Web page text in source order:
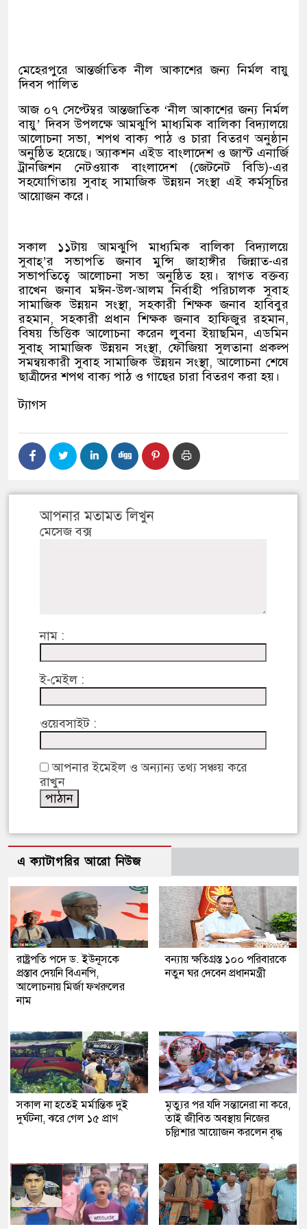
মেহেরপুরে আন্তর্জাতিক নীল আকাশের জন্য নির্মল বায়ু
দিবস পালিত
আজ ০৭ সেপ্টেম্বর আন্তজাতিক ‘নীল আকাশের জন্য নির্মল
বায়ু’ দিবস উপলক্ষে আমঝুপি মাধ্যমিক বালিকা বিদ্যালয়ে
আলোচনা সভা, শপথ বাক্য পাঠ ও চারা বিতরণ অনুষ্ঠান
অনুষ্ঠিত হয়েছে। অ্যাকশন এইড বাংলাদেশ ও জাস্ট এনার্জি
ট্রানজিশন নেটওয়াক বাংলাদেশ (জেটনেট বিডি)-এর
সহযোগিতায় সুবাহ্ সামাজিক উন্নয়ন সংস্থা এই কর্মসূচির
আয়োজন করে।
সকাল ১১টায় আমঝুপি মাধ্যমিক বালিকা বিদ্যালয়ে
সুবাহ্’র সভাপতি জনাব মুন্সি জাহাঙ্গীর জিন্নাত-এর
সভাপতিত্বে আলোচনা সভা অনুষ্ঠিত হয়। স্বাগত বক্তব্য
রাখেন জনাব মঈন-উল-আলম নির্বাহী পরিচালক সুবাহ
সামাজিক উন্নয়ন সংস্থা, সহকারী শিক্ষক জনাব হাবিবুর
রহমান, সহকারী প্রধান শিক্ষক জনাব হাফিজুর রহমান,
বিষয় ভিত্তিক আলোচনা করেন লুবনা ইয়াছমিন, এডমিন
সুবাহ্ সামাজিক উন্নয়ন সংস্থা, ফৌজিয়া সুলতানা প্রকল্প
সমন্বয়কারী সুবাহ সামাজিক উন্নয়ন সংস্থা, আলোচনা শেষে
ছাত্রীদের শপথ বাক্য পাঠ ও গাছের চারা বিতরণ করা হয়।
ট্যাগস
আপনার মতামত লিখুন
মেসেজ বক্স
নাম :
ই-মেইল :
ওয়েবসাইট :
আপনার ইমেইল ও অন্যান্য তথ্য সঞ্চয় করে
রাখুন
এ ক্যাটাগরির আরো নিউজ
রাষ্ট্রপতি পদে ড. ইউনূসকে
প্রস্তাব দেয়নি বিএনপি,
আলোচনায় মির্জা ফখরুলের
নাম
বন্যায় ক্ষতিগ্রস্ত ১০০ পরিবারকে
নতুন ঘর দেবেন প্রধানমন্ত্রী
সকাল না হতেই মর্মান্তিক দুই
দুর্ঘটনা, ঝরে গেল ১৫ প্রাণ
মৃত্যুর পর যদি সন্তানেরা না করে,
তাই জীবিত অবস্থায় নিজের
চল্লিশার আয়োজন করলেন বৃদ্ধ